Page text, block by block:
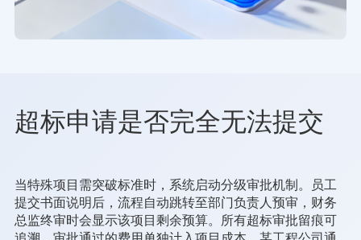
超标申请是否完全无法提交
当特殊项目需突破标准时，系统启动分级审批机制。员工
提交书面说明后，流程自动跳转至部门负责人预审，财务
总监终审时会显示该项目剩余预算。所有超标审批留痕可